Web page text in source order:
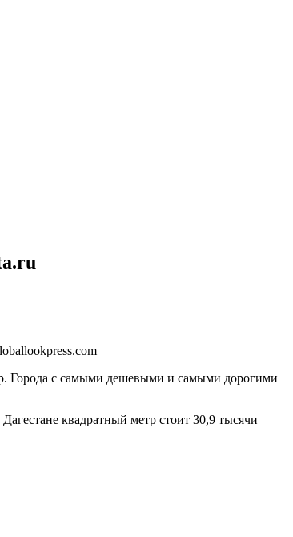
Города с самыми дешевыми и самыми дорогими
квадратный метр стоит 30,9 тысячи